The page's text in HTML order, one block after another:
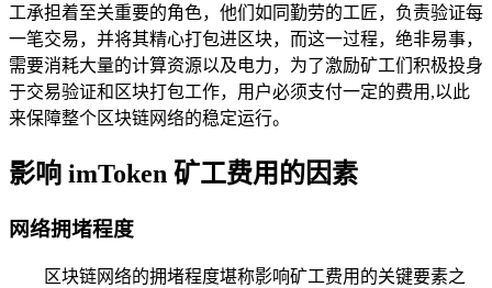
工承担着至关重要的角色，他们如同勤劳的工匠，负责验证每
一笔交易，并将其精心打包进区块，而这一过程，绝非易事，
需要消耗大量的计算资源以及电力，为了激励矿工们积极投身
于交易验证和区块打包工作，用户必须支付一定的费用,以此
来保障整个区块链网络的稳定运行。
影响 imToken 矿工费用的因素
网络拥堵程度
区块链网络的拥堵程度堪称影响矿工费用的关键要素之